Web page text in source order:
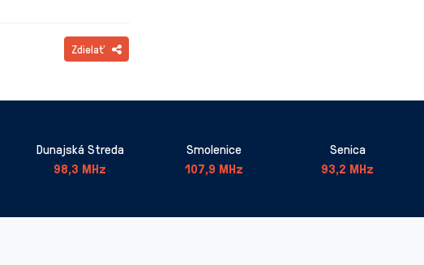
Zdielať
Dunajská Streda
98,3 MHz
Smolenice
107,9 MHz
Senica
93,2 MHz